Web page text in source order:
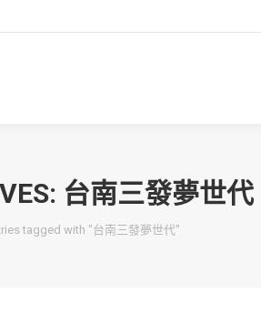
台南三發夢世代
tagged with "台南三發夢世代"